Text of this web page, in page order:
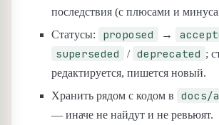
последствия (с плюсами и
Статусы:
proposed →
superseded / deprecated ;
редактируется, пишется новый.
Хранить рядом с кодом в
docs/
— иначе не найдут и не ревьюят.